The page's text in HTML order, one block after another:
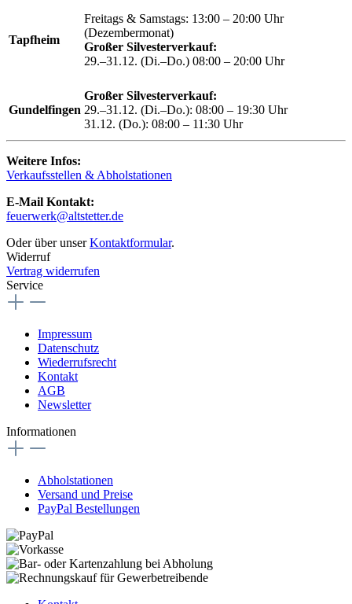
Tapfheim
Freitags & Samstags: 13:00 – 20:00 Uhr
(Dezembermonat)
Großer Silvesterverkauf:
29.–31.12. (Di.–Do.) 08:00 – 20:00 Uhr
Gundelfingen
Großer Silvesterverkauf:
29.–31.12. (Di.–Do.): 08:00 – 19:30 Uhr
31.12. (Do.): 08:00 – 11:30 Uhr
Weitere Infos:
Verkaufsstellen & Abholstationen
E-Mail Kontakt:
feuerwerk@altstetter.de
Oder über unserKontaktformular.
Widerruf
Vertrag widerrufen
Service
Impressum
Datenschutz
Wiederrufsrecht
Kontakt
AGB
Newsletter
Informationen
Abholstationen
Versand und Preise
PayPal Bestellungen